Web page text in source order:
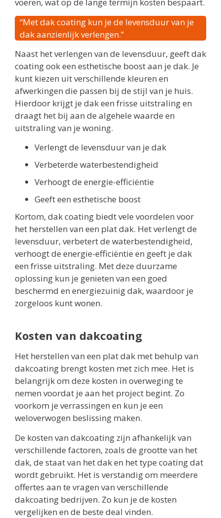
voeren, wat op de lange termijn kosten bespaart.
“Met dak coating kun je de levensduur van je
dak aanzienlijk verlengen.”
Naast het verlengen van de levensduur, geeft dak
coating ook een esthetische boost aan je dak. Je
kunt kiezen uit verschillende kleuren en
afwerkingen die passen bij de stijl van je huis.
Hierdoor krijgt je dak een frisse uitstraling en
draagt het bij aan de algehele waarde en
uitstraling van je woning.
Verlengt de levensduur van je dak
Verbeterde waterbestendigheid
Verhoogt de energie-efficiëntie
Geeft een esthetische boost
Kortom, dak coating biedt vele voordelen voor
het herstellen van een plat dak. Het verlengt de
levensduur, verbetert de waterbestendigheid,
verhoogt de energie-efficiëntie en geeft je dak
een frisse uitstraling. Met deze duurzame
oplossing kun je genieten van een goed
beschermd en energiezuinig dak, waardoor je
zorgeloos kunt wonen.
Kosten van dakcoating
Het herstellen van een plat dak met behulp van
dakcoating brengt kosten met zich mee. Het is
belangrijk om deze kosten in overweging te
nemen voordat je aan het project begint. Zo
voorkom je verrassingen en kun je een
weloverwogen beslissing maken.
De kosten van dakcoating zijn afhankelijk van
verschillende factoren, zoals de grootte van het
dak, de staat van het dak en het type coating dat
wordt gebruikt. Het is verstandig om meerdere
offertes aan te vragen van verschillende
dakcoating bedrijven. Zo kun je de kosten
vergelijken en de beste deal vinden.